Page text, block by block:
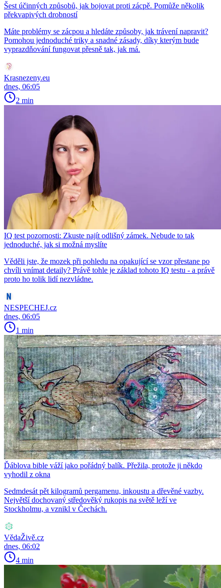
Šest účinných způsobů, jak bojovat proti zácpě. Pomůže několik
překvapivých drobností
Máte problémy se zácpou a hledáte způsoby, jak trávení napravit?
Pomohou jednoduché triky a snadné zásady, díky kterým bude
vyprazdňování fungovat přesně tak, jak má.
Krasnezeny.eu
dnes, 06:05
2 min
IQ test pozornosti: Zkuste najít odlišný zámek. Nebude to tak
jednoduché, jak si možná myslíte
Věděli jste, že mozek při pohledu na opakující se vzor přestane po
chvíli vnímat detaily? Právě tohle je základ tohoto IQ testu - a právě
proto ho tolik lidí nezvládne.
NESPECHEJ.cz
dnes, 06:05
1 min
Ďáblova bible váží jako pořádný balík. Přežila, protože ji někdo
vyhodil z okna
Sedmdesát pět kilogramů pergamenu, inkoustu a dřevěné vazby.
Největší dochovaný středověký rukopis na světě leží ve
Stockholmu, a vznikl v Čechách.
VědaŽivě.cz
dnes, 06:02
4 min